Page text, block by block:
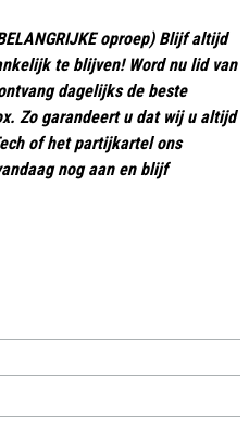
oproep) Blijf altijd
te blijven! Word nu lid van
dagelijks de beste
Zo garandeert u dat wij u altijd
of het partijkartel ons
nog aan en blijf